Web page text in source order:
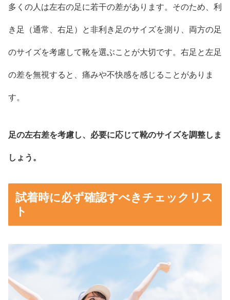
多くの人は左右の足に若干の差があります。そのため、利
き足（通常、右足）と非利き足のサイズを測り、両方の足
のサイズを考慮して靴を選ぶことが大切です。右足と左足
の差を無視すると、痛みや不快感を感じることがありま
す。
足の左右差を考慮し、必要に応じて靴のサイズを調整しま
しょう。
試着時に必ず確認すべきチェックリス
ト